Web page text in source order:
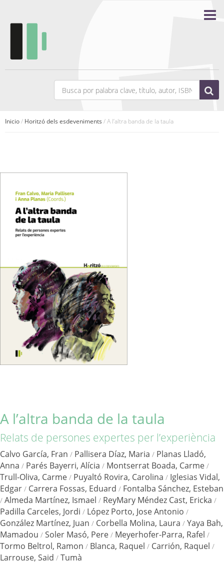
Inicio/ Horitzó dels esdeveniments / A l’altra banda de la taula
A l’altra banda de la taula
Relats de persones expertes per l’experiència
Calvo García, Fran / Pallisera Díaz, Maria / Planas Lladó,
Anna / Parés Bayerri, Alícia / Montserrat Boada, Carme /
Trull-Oliva, Carme / Puyaltó Rovira, Carolina / Iglesias Vidal,
Edgar / Carrera Fossas, Eduard / Fontalba Sánchez, Esteban
/ Almeda Martínez, Ismael / ReyMary Méndez Cast, Ericka /
Padilla Carceles, Jordi / López Porto, Jose Antonio /
González Martínez, Juan / Corbella Molina, Laura / Yaya Bah,
Mamadou / Soler Masó, Pere / Meyerhofer-Parra, Rafel /
Tormo Beltrol, Ramon / Blanca, Raquel / Carrión, Raquel /
Larrouse, Said / Tumà